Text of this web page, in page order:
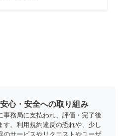
心・安全への取り組み
事務局に支払われ、評価・完了後
す。利用規約違反の恐れや、少し
のサービスやリクエストやユーザ